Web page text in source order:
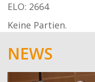
ELO: 2664
Keine Partien.
NEWS